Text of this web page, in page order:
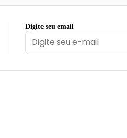
Digite seu email